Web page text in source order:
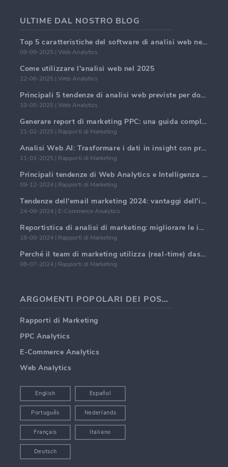
ULTIME DAL NOSTRO BLOG
Top 5 caratteristiche del software di analisi web nel 2025
09-09-2025 | Web Analytics
Come utilizzare l'analisi web nel 2025
22-06-2025 | Web Analytics
Principali 5 tendenze di analisi web previste per dominare nel 2025
10-05-2025 | Web Analytics
Generare report di marketing PPC: una guida completa
21-02-2025 | Rapporti di Marketing
Analisi Web AI: Trasformare i dati in insight con precisione
11-01-2025 | Rapporti di Marketing
Principali tendenze di Web Analytics e Intelligenza Artificiale nel 2024
09-12-2024 | Rapporti di Marketing
Tendenze dell'email marketing 2024: vantaggi dell'iper-personalizzazione
24-09-2024 | E-Commerce Analytics
Reportistica di analisi di marketing: migliorare le intuizioni aziendali
18-09-2024 | Rapporti di Marketing
Perché il team di marketing utilizza (real-time) dashboard di marketing.
08-07-2024 | Rapporti di Marketing
ARGOMENTI POPOLARI DEI POST DEI BLOG
Rapporti di Marketing
PPC Analytics
E-Commerce Analytics
Web Analytics
English Español
Português Nederlands
Français Italiano
Deutsch